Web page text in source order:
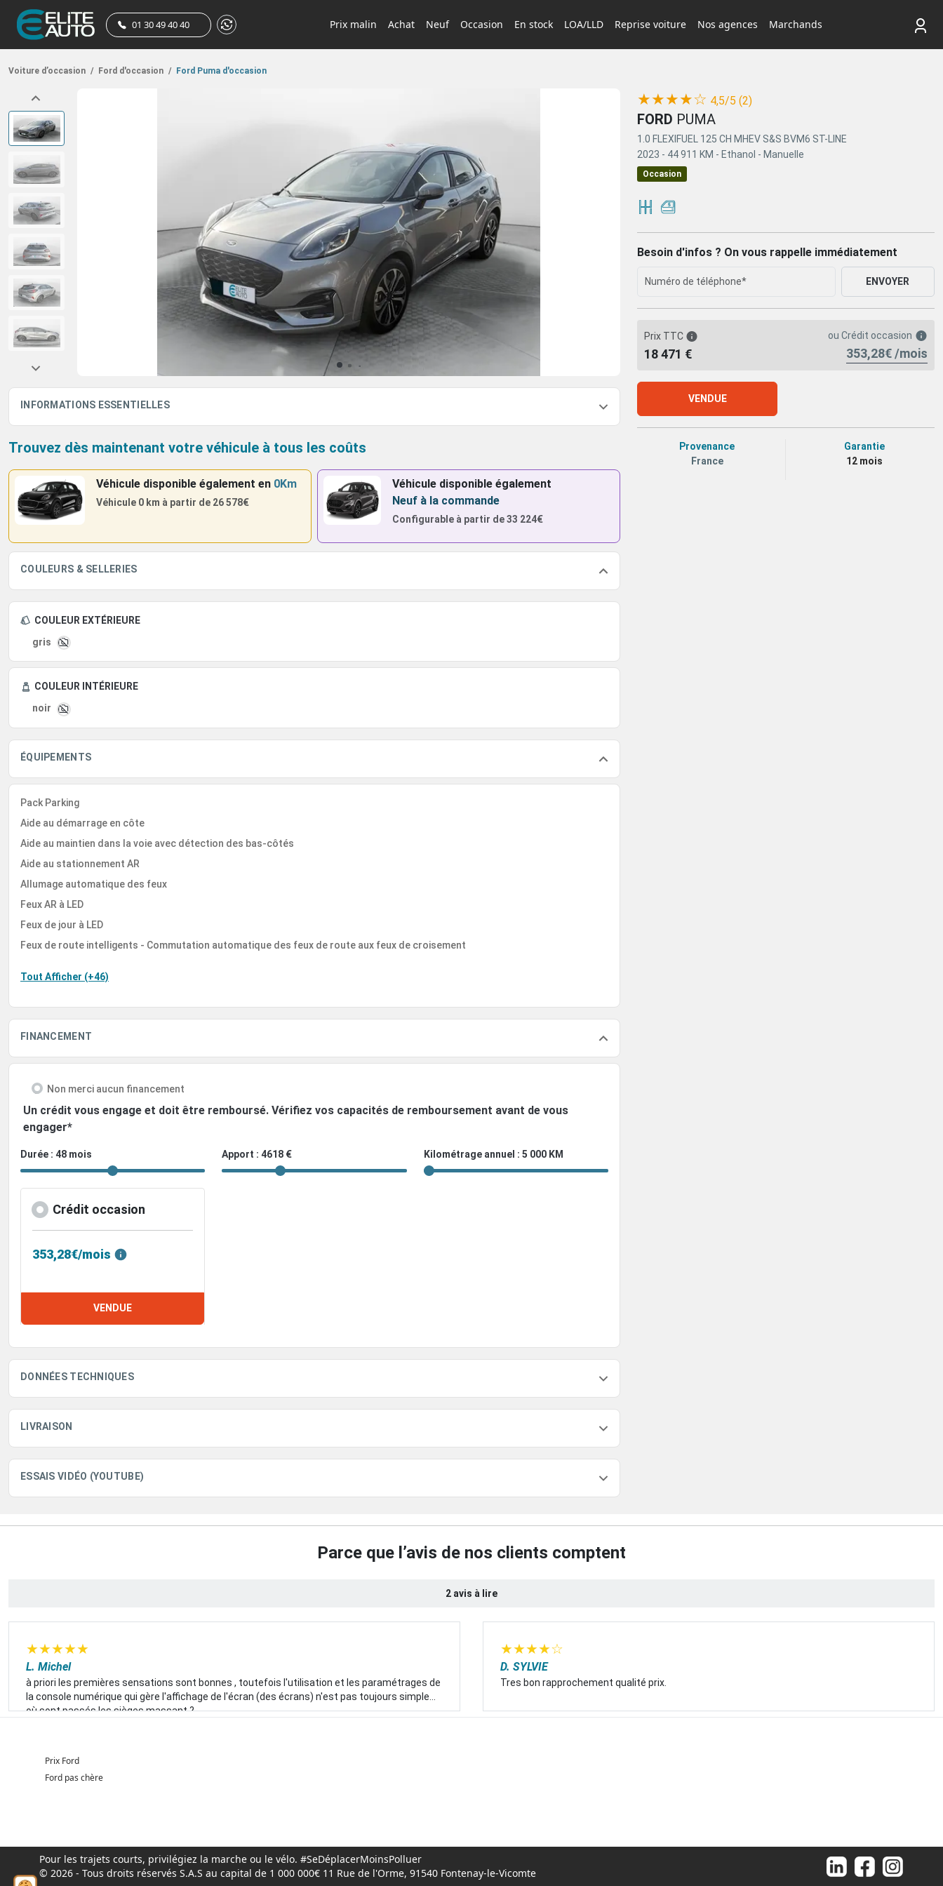
01 30 49 40 40 Prix malin Achat Neuf Occasion En stock LOA/LLD Reprise voiture Nos agences Marchands
Voiture d’occasion / Ford d'occasion / Ford Puma d'occasion
INFORMATIONS ESSENTIELLES
Trouvez dès maintenant votre véhicule à tous les coûts
Véhicule disponible également en 0Km
Véhicule 0 km à partir de 26 578€
Véhicule disponible également
Neuf à la commande
Configurable à partir de33 224€
COULEURS & SELLERIES
COULEUR EXTÉRIEURE
gris
COULEUR INTÉRIEURE
noir
ÉQUIPEMENTS
Pack Parking
Aide au démarrage en côte
Aide au maintien dans la voie avec détection des bas-côtés
Aide au stationnement AR
Allumage automatique des feux
Feux AR à LED
Feux de jour à LED
Feux de route intelligents - Commutation automatique des feux de route aux feux de croisement
Tout Afficher (+46)
FINANCEMENT
Non merci aucun financement
Un crédit vous engage et doit être remboursé. Vérifiez vos capacités de remboursement avant de vous
engager*
Durée : 48 mois Apport : 4618 € Kilométrage annuel : 5 000 KM
Crédit occasion
353,28€/mois
VENDUE
DONNÉES TECHNIQUES
LIVRAISON
ESSAIS VIDÉO (YOUTUBE)
(*)
★
(*)★
(*) ★
(*) ★
(*) ☆ 4,5/5 (2)
FORD PUMA
1.0 FLEXIFUEL 125 CH MHEV S&S BVM6 ST-LINE
2023 - 44 911 KM - Ethanol - Manuelle
Occasion
Besoin d'infos ? On vous rappelle immédiatement
ENVOYER
Prix TTC
18 471 €
ou Crédit occasion
353,28€ /mois
VENDUE
Provenance
France
Garantie
12 mois
Parce que l’avis de nos clients comptent
2 avis à lire
★★★★★
L. Michel
à priori les premières sensations sont bonnes , toutefois l'utilisation et les paramétrages de
la console numérique qui gère l'affichage de l'écran (des écrans) n'est pas toujours simple...
où sont passés les sièges massant ?
★★★★☆
D. SYLVIE
Tres bon rapprochement qualité prix.
Prix Ford
Ford pas chère
Pour les trajets courts, privilégiez la marche ou le vélo. #SeDéplacerMoinsPolluer
© 2026 - Tous droits réservés S.A.S au capital de 1 000 000€ 11 Rue de l'Orme, 91540 Fontenay-le-Vicomte